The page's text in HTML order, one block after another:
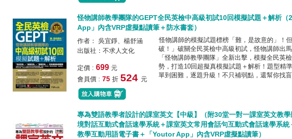
怪物講師教學團隊的GEPT全民英檢中高級初試10回模擬試題＋解析
App」內含VRP虛擬點讀筆＋防水書套）
作者： 吳宜錚、楊舒涵
出版社：不求人文化
定價 : 699 元
會員價 : 75 折 524 元
怪物講師的模擬試題標榜「難，是故意的」！
破！」破關全民英檢中高級初試，怪物講師出
「怪物講師教學團隊」全新出擊，模擬全民英
勢，打造10回超擬真模擬試題＋解析！題型精
單到困難，逐題升級！不只補弱點，還幫你找
專為雙語教學者設計的課室英文【中級】（附30堂一對一課室英文教
境對話互動式會話速學系統＋課室英文常用會話句互動式會話速學系
教學互動用語電子書＋「Youtor App」內含VRP虛擬點讀筆）